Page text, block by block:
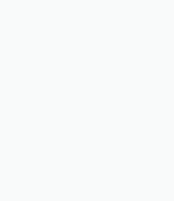
Ausschluss aus
wie bisher
Maßgabe
Einvernehmen